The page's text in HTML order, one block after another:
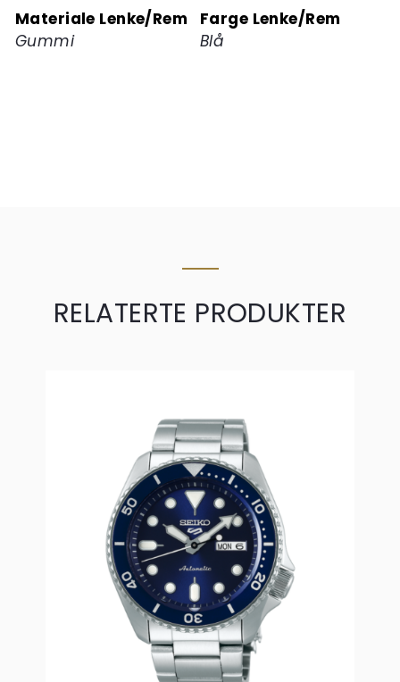
Materiale Lenke/Rem
Gummi
Farge Lenke/Rem
Blå
RELATERTE PRODUKTER